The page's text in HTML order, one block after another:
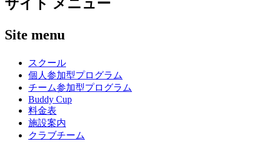
サイト メニュー
Site menu
スクール
個人参加型プログラム
チーム参加型プログラム
Buddy Cup
料金表
施設案内
クラブチーム